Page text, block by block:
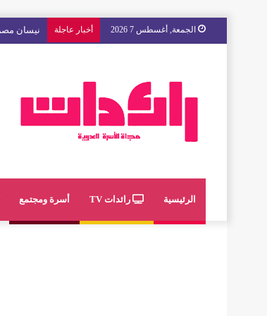
الجمعة, أغسطس 7 2026 أخبار عاجلة مع « The Next Ad » ، إنوي يُسند حملته الإعلانية المقبلة إلى الشباب المغربي
الرئيسية رائدات TV أسرة ومجتمع